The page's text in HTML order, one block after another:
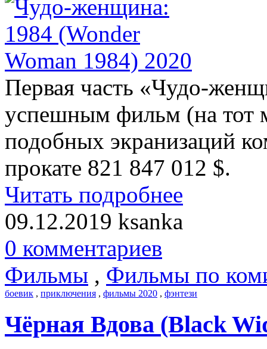
Первая часть «Чудо-
успешным фильм (на тот
подобных экранизаций
прокате 821 847 012 $.
Читать подробнее
09.12.2019 ksanka
0 комментариев
Фильмы , Фильмы по
боевик , приключения , фильмы 2020 , фэнтези
Чёрная Вдова (Black